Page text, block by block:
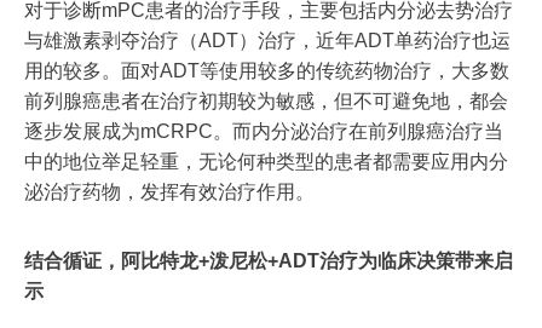
对于诊断mPC患者的治疗手段，主要包括内分泌去势治疗
与雄激素剥夺治疗（ADT）治疗，近年ADT单药治疗也运
用的较多。面对ADT等使用较多的传统药物治疗，大多数
前列腺癌患者在治疗初期较为敏感，但不可避免地，都会
逐步发展成为mCRPC。而内分泌治疗在前列腺癌治疗当
中的地位举足轻重，无论何种类型的患者都需要应用内分
泌治疗药物，发挥有效治疗作用。
结合循证，阿比特龙+泼尼松+ADT治疗为临床决策带来启
示